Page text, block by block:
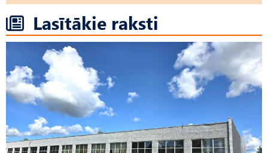
Lasītākie raksti